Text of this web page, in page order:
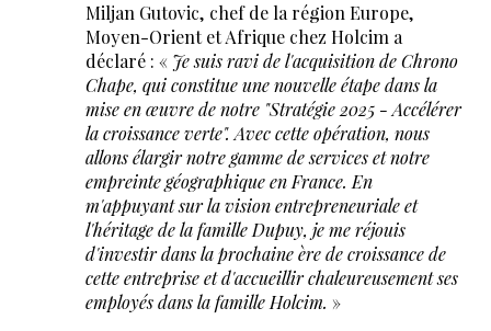
Miljan Gutovic, chef de la région Europe,
Moyen-Orient et Afrique chez Holcim a
déclaré : « Je suis ravi de l'acquisition de Chrono
Chape, qui constitue une nouvelle étape dans la
mise en œuvre de notre "Stratégie 2025 - Accélérer
la croissance verte". Avec cette opération, nous
allons élargir notre gamme de services et notre
empreinte géographique en France. En
m'appuyant sur la vision entrepreneuriale et
l'héritage de la famille Dupuy, je me réjouis
d'investir dans la prochaine ère de croissance de
cette entreprise et d'accueillir chaleureusement ses
employés dans la famille Holcim. »